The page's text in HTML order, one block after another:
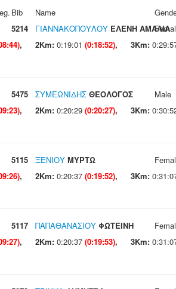
Bib Name
5214 ΓΙΑΝΝΑΚΟΠΟΥΛΟΥ ΕΛΕΝΗ ΑΜΑΛΙΑ
, 2Km: 0:19:01 (0:18:52), 3Km:
5475 ΣΥΜΕΩΝΙΔΗΣ ΘΕΟΛΟΓΟΣ Male
, 2Km: 0:20:29 (0:20:27), 3Km:
5115 ΞΕΝΙΟΥ ΜΥΡΤΩ
, 2Km: 0:20:37 (0:19:52), 3Km:
5117 ΠΑΠΑΘΑΝΑΣΙΟΥ ΦΩΤΕΙΝΗ
, 2Km: 0:20:37 (0:19:53), 3Km: